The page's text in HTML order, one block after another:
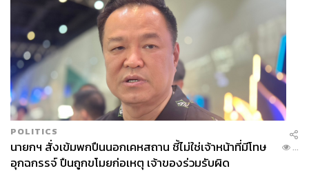
POLITICS
นายกฯ สั่งเข้มพกปืนนอกเคหสถาน ชี้ไม่ใช่เจ้าหน้าที่มีโทษ
อุกฉกรรจ์ ปืนถูกขโมยก่อเหตุ เจ้าของร่วมรับผิด
...